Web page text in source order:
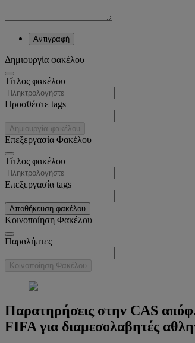
Αντιγραφή
Δημιουργία φακέλου
Tίτλος φακέλου
Προσθέστε tags
Δημιουργία φακέλου
Επεξεργασία Φακέλου
Tίτλος φακέλου
Επεξεργασία tags
Αποθήκευση φακέλου
Κοινοποίηση Φακέλου
Παραλήπτες
Κοινοποίηση Φακέλου
Παρατηρήσεις στην CAS
FIFA για διαμεσολαβητές